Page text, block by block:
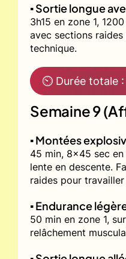
▪️ Sortie longue
3h15 en zone 1,
avec sections
technique.
⏲ Durée totale
Semaine 9
▪️ Montées
45 min, 8x45 sec
lente en descente.
raides pour travailler
▪️ Endurance
50 min en zone 1,
relâchement